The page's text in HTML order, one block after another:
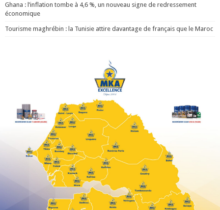
Ghana : l’inflation tombe à 4,6 %, un nouveau signe de redressement
économique
Tourisme maghrébin : la Tunisie attire davantage de français que le Maroc